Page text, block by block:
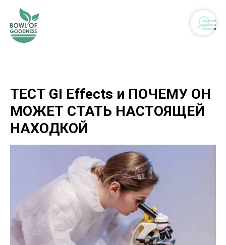
ТЕСТ GI Effects и ПОЧЕМУ ОН
МОЖЕТ СТАТЬ НАСТОЯЩЕЙ
НАХОДКОЙ